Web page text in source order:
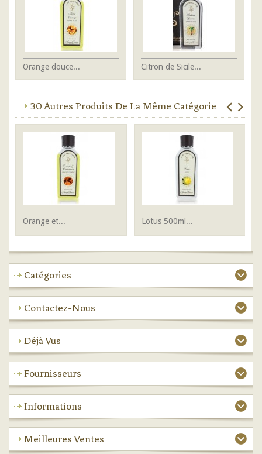
Orange douce... Citron de Sicile...
30 Autres Produits De La Même Catégorie
Orange et... Lotus 500ml...
Catégories
Contactez-Nous
Déjà Vus
Fournisseurs
Informations
Meilleures Ventes